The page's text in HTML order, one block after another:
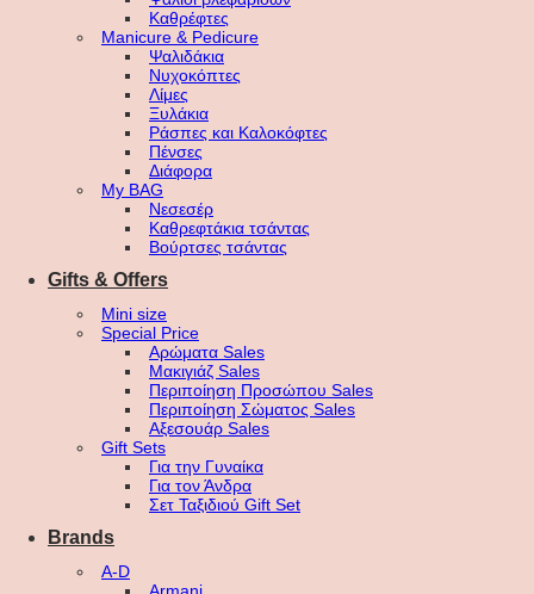
Καθρέφτες
Manicure & Pedicure
Ψαλιδάκια
Νυχοκόπτες
Λίμες
Ξυλάκια
Ράσπες και Καλοκόφτες
Πένσες
Διάφορα
My BAG
Νεσεσέρ
Καθρεφτάκια τσάντας
Βούρτσες τσάντας
Gifts & Offers
Mini size
Special Price
Αρώματα Sales
Μακιγιάζ Sales
Περιποίηση Προσώπου Sales
Περιποίηση Σώματος Sales
Αξεσουάρ Sales
Gift Sets
Για την Γυναίκα
Για τον Άνδρα
Σετ Ταξιδιού Gift Set
Brands
A-D